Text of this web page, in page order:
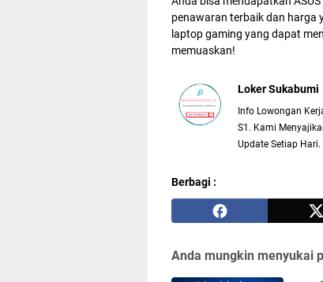
penawaran terbaik dan harga
laptop gaming yang dapat
memuaskan!
Loker Sukabumi
Info Lowongan
S1. Kami
Update Setiap Hari.
Berbagi :
Anda mungkin menyukai